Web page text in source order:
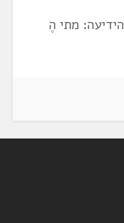
מתי הֶ